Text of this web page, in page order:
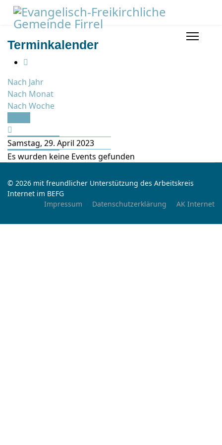
Terminkalender
Nach Jahr
Nach Monat
Nach Woche
Samstag, 29. April 2023
Es wurden keine Events gefunden
© 2026 mit freundlicher Unterstützung des Arbeitskreis
Internet im BEFG
Impressum
Datenschutzerklärung AK Internet